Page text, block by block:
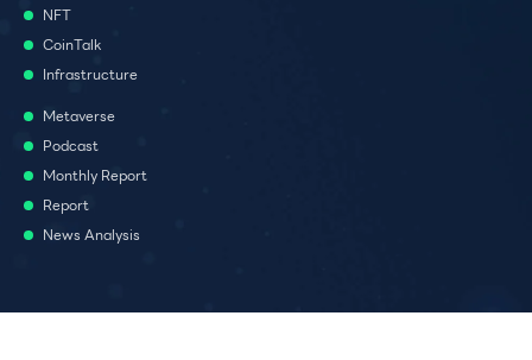
NFT
CoinTalk
Infrastructure
Metaverse
Podcast
Monthly Report
Report
News Analysis